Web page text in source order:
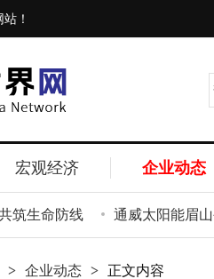
！
宏观经济 企业动态
命防线 通威太阳能眉山公
> 企业动态 > 正文内容